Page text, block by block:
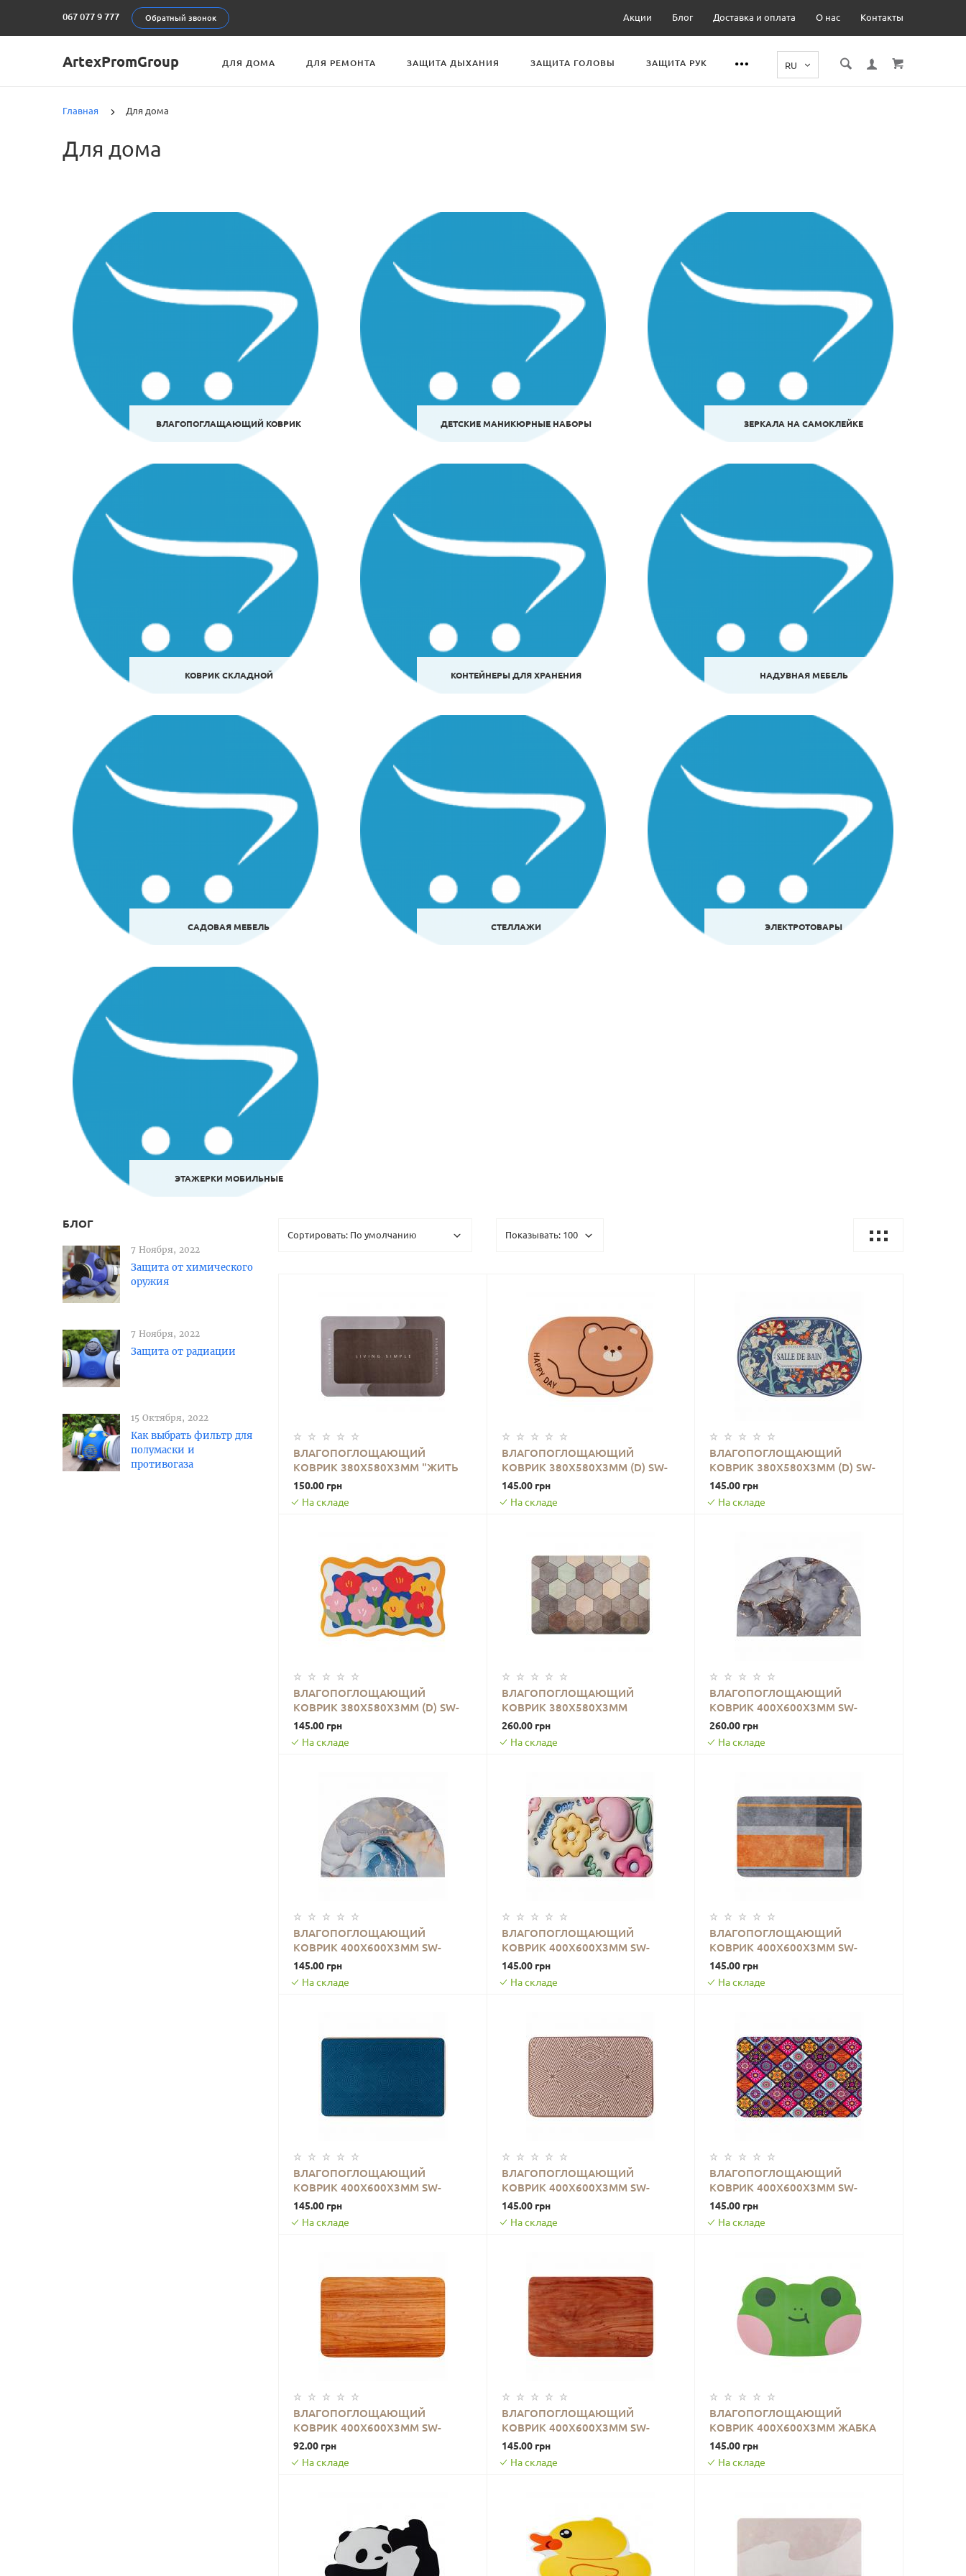
067 077 9 777 Обратный звонок Акции Блог Доставка и оплата О нас Контакты
ArtexPromGroup ДЛЯ ДОМА ДЛЯ РЕМОНТА ЗАЩИТА ДЫХАНИЯ ЗАЩИТА ГОЛОВЫ ЗАЩИТА РУК
Главная Для дома
Для дома
ВЛАГОПОГЛАЩАЮЩИЙ КОВРИК ДЕТСКИЕ МАНИКЮРНЫЕ НАБОРЫ ЗЕРКАЛА НА САМОКЛЕЙКЕ
КОВРИК СКЛАДНОЙ КОНТЕЙНЕРЫ ДЛЯ ХРАНЕНИЯ НАДУВНАЯ МЕБЕЛЬ
САДОВАЯ МЕБЕЛЬ СТЕЛЛАЖИ ЭЛЕКТРОТОВАРЫ
ЭТАЖЕРКИ МОБИЛЬНЫЕ
БЛОГ
7 Ноября, 2022
Защита от химического
оружия
7 Ноября, 2022
Защита от радиации
15 Октября, 2022
Как выбрать фильтр для
полумаски и
противогаза
ВЛАГОПОГЛОЩАЮЩИЙ
КОВРИК 380Х580Х3ММ "ЖИТЬ
ПРОСТО" (D) SW-00001572
150.00 грн
На складе
В КОРЗИНУ
ВЛАГОПОГЛОЩАЮЩИЙ
КОВРИК 380Х580Х3ММ (D) SW-
00002556
145.00 грн
На складе
В КОРЗИНУ
ВЛАГОПОГЛОЩАЮЩИЙ
КОВРИК 380Х580Х3ММ (D) SW-
00002559
145.00 грн
На складе
В КОРЗИНУ
ВЛАГОПОГЛОЩАЮЩИЙ
КОВРИК 380Х580Х3ММ (D) SW-
00002562
145.00 грн
На складе
В КОРЗИНУ
ВЛАГОПОГЛОЩАЮЩИЙ
КОВРИК 380Х580Х3ММ
ШЕСТИУГОЛЬНИКИ (D) SW-
00001571
260.00 грн
На складе
В КОРЗИНУ
ВЛАГОПОГЛОЩАЮЩИЙ
КОВРИК 400Х600Х3ММ SW-
00002548
260.00 грн
На складе
В КОРЗИНУ
ВЛАГОПОГЛОЩАЮЩИЙ
КОВРИК 400Х600Х3ММ SW-
00002549
145.00 грн
На складе
В КОРЗИНУ
ВЛАГОПОГЛОЩАЮЩИЙ
КОВРИК 400Х600Х3ММ SW-
00002550
145.00 грн
На складе
В КОРЗИНУ
ВЛАГОПОГЛОЩАЮЩИЙ
КОВРИК 400Х600Х3ММ SW-
00002552
145.00 грн
На складе
В КОРЗИНУ
ВЛАГОПОГЛОЩАЮЩИЙ
КОВРИК 400Х600Х3ММ SW-
00002553
145.00 грн
На складе
В КОРЗИНУ
ВЛАГОПОГЛОЩАЮЩИЙ
КОВРИК 400Х600Х3ММ SW-
00002554
145.00 грн
На складе
В КОРЗИНУ
ВЛАГОПОГЛОЩАЮЩИЙ
КОВРИК 400Х600Х3ММ SW-
00002555
145.00 грн
На складе
В КОРЗИНУ
ВЛАГОПОГЛОЩАЮЩИЙ
КОВРИК 400Х600Х3ММ SW-
00002557
92.00 грн
На складе
В КОРЗИНУ
ВЛАГОПОГЛОЩАЮЩИЙ
КОВРИК 400Х600Х3ММ SW-
00002558
145.00 грн
На складе
В КОРЗИНУ
ВЛАГОПОГЛОЩАЮЩИЙ
КОВРИК 400Х600Х3ММ ЖАБКА
SW-00002560
145.00 грн
На складе
В КОРЗИНУ